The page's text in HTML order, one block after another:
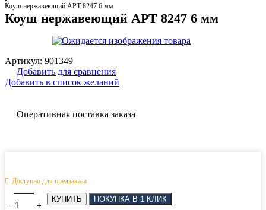
Коуш нержавеющий АРТ 8247 6 мм
Коуш нержавеющий АРТ 8247 6 мм
Артикул: 901349
Добавить для сравнения
Добавить в список желаний
Оперативная поставка заказа
Доступно для предзаказа
Количество товара Коуш нержавеющий АРТ 8247 6 мм
КУПИТЬ ПОКУПКА В 1 КЛИК